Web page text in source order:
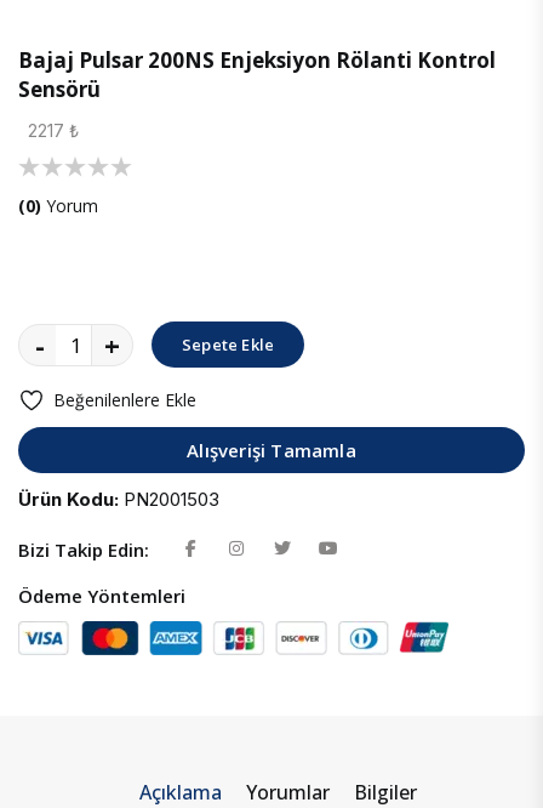
Bajaj Pulsar 200NS Enjeksiyon Rölanti Kontrol
Sensörü
2217 ₺
(0) Yorum
- + Sepete Ekle
Beğenilenlere Ekle
Alışverişi Tamamla
Ürün Kodu: PN2001503
Bizi Takip Edin:
Ödeme Yöntemleri
Açıklama Yorumlar Bilgiler